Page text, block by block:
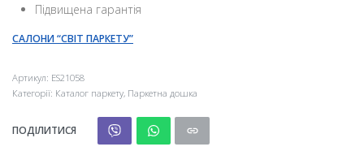
Підвищена гарантія
САЛОНИ “СВІТ ПАРКЕТУ”
Артикул: ES21058
Категорії: Каталог паркету, Паркетна дошка
ПОДІЛИТИСЯ